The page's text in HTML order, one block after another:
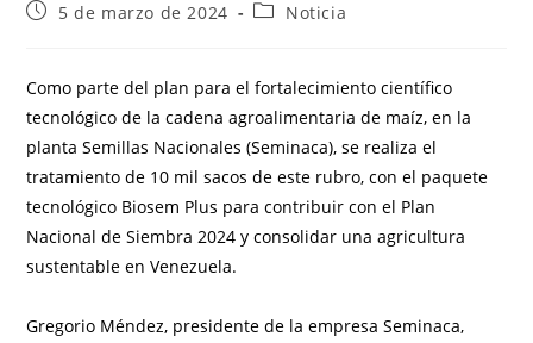
5 de marzo de 2024 Noticia
Como parte del plan para el fortalecimiento científico
tecnológico de la cadena agroalimentaria de maíz, en la
planta Semillas Nacionales (Seminaca), se realiza el
tratamiento de 10 mil sacos de este rubro, con el paquete
tecnológico Biosem Plus para contribuir con el Plan
Nacional de Siembra 2024 y consolidar una agricultura
sustentable en Venezuela.
Gregorio Méndez, presidente de la empresa Seminaca,